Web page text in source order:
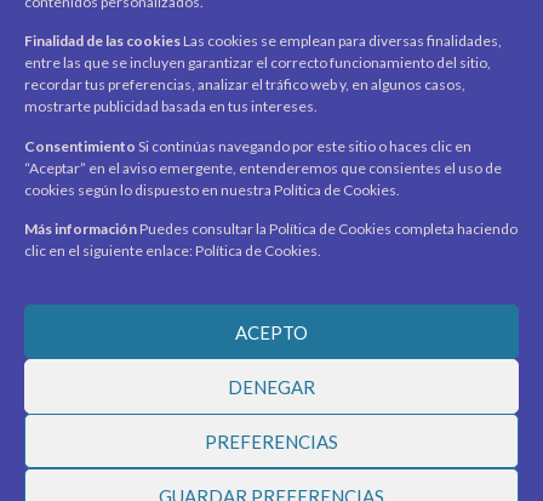
Finalidad de las cookies Las cookies se emplean para diversas finalidades,
entre las que se incluyen garantizar el correcto funcionamiento del sitio,
recordar tus preferencias, analizar el tráfico web y, en algunos casos,
mostrarte publicidad basada en tus intereses.
Consentimiento Si continúas navegando por este sitio o haces clic en
“Aceptar” en el aviso emergente, entenderemos que consientes el uso de
cookies según lo dispuesto en nuestra Política de Cookies.
Más información Puedes consultar la Política de Cookies completa haciendo
clic en el siguiente enlace: Política de Cookies.
ACEPTO
DENEGAR
PREFERENCIAS
GUARDAR PREFERENCIAS
Productos / Servicios
Asociados
Acerca deContactoNoticias
SÍGUENOS
Encuéntranos en redes sociales y mantente al día con
novedades y promociones.
Recibe novedades y promociones en tu correo.